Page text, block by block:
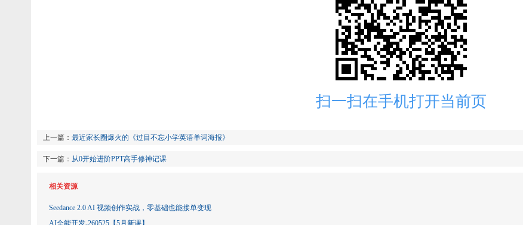
扫一扫在手机打开当前页
上一篇： 最近家长圈爆火的《过目不忘小学英语单词海报》
下一篇： 从0开始进阶PPT高手修神记课
相关资源
Seedance 2.0 AI 视频创作实战，零基础也能接单变现
AI全能开发-260525【5月新课】